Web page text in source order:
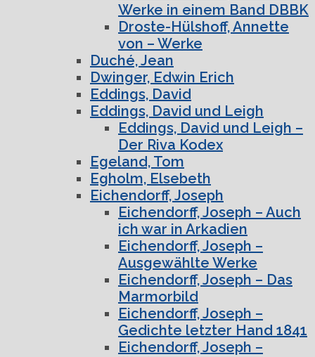
Werke in einem Band DBBK
Droste-Hülshoff, Annette
von – Werke
Duché, Jean
Dwinger, Edwin Erich
Eddings, David
Eddings, David und Leigh
Eddings, David und Leigh –
Der Riva Kodex
Egeland, Tom
Egholm, Elsebeth
Eichendorff, Joseph
Eichendorff, Joseph – Auch
ich war in Arkadien
Eichendorff, Joseph –
Ausgewählte Werke
Eichendorff, Joseph – Das
Marmorbild
Eichendorff, Joseph –
Gedichte letzter Hand 1841
Eichendorff, Joseph –